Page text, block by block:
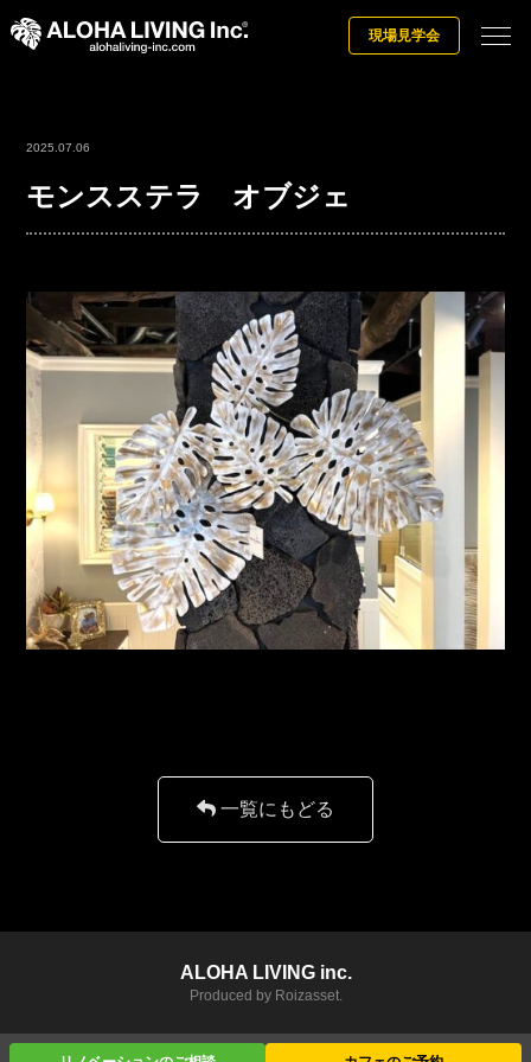
現場見学会
2025.07.06
モンスステラ オブジェ
一覧にもどる
ALOHA LIVING inc.
Produced by Roizasset.